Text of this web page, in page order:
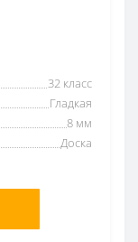
32 класс
Гладкая
8 мм
Доска